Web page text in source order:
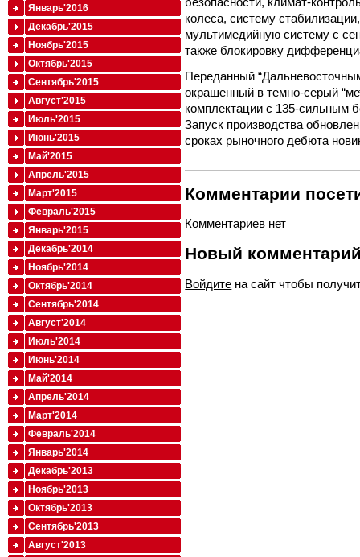
колеса, систему
мультимедийную систему с
также блокировку
Переданный
окрашенный в темно-серый
комплектации с 135-сильным
Запуск производства
сроках рыночного дебюта
Комментарии
Комментариев нет
Новый
Войдите на сайт чтобы
Январь'2016
Декабрь'2015
Ноябрь'2015
Октябрь'2015
Сентябрь'2015
Август'2015
Июль'2015
Июнь'2015
Май'2015
Апрель'2015
Март'2015
Февраль'2015
Январь'2015
Декабрь'2014
Ноябрь'2014
Октябрь'2014
Сентябрь'2014
Август'2014
Июль'2014
Июнь'2014
Май'2014
Апрель'2014
Март'2014
Февраль'2014
Январь'2014
Декабрь'2013
Ноябрь'2013
Октябрь'2013
Сентябрь'2013
Август'2013